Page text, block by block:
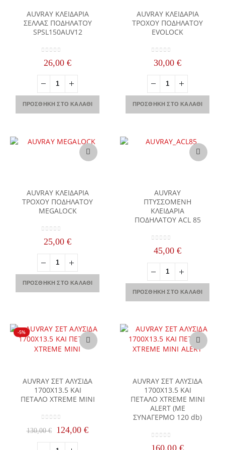
AUVRAY ΚΛΕΙΔΑΡΙΑ
ΣΕΛΛΑΣ ΠΟΔΗΛΑΤΟΥ
SPSL150AUV12
26,00€
ΠΡΟΣΘΉΚΗ ΣΤΟ ΚΑΛΆΘΙ
AUVRAY ΚΛΕΙΔΑΡΙΑ
ΤΡΟΧΟΥ ΠΟΔΗΛΑΤΟΥ
EVOLOCK
30,00€
ΠΡΟΣΘΉΚΗ ΣΤΟ ΚΑΛΆΘΙ
AUVRAY ΚΛΕΙΔΑΡΙΑ
ΤΡΟΧΟΥ ΠΟΔΗΛΑΤΟΥ
MEGALOCK
25,00€
ΠΡΟΣΘΉΚΗ ΣΤΟ ΚΑΛΆΘΙ
AUVRAY
ΠΤΥΣΣΟΜΕΝΗ
ΚΛΕΙΔΑΡΙΑ
ΠΟΔΗΛΑΤΟΥ ACL 85
45,00€
ΠΡΟΣΘΉΚΗ ΣΤΟ ΚΑΛΆΘΙ
-5%
AUVRAY ΣΕΤ ΑΛΥΣΙΔΑ
1700X13.5 ΚΑΙ
ΠΕΤΑΛΟ XTREME MINI
130,00€ Original
was:
124,00€Η
AUVRAY ΣΕΤ ΑΛΥΣΙΔΑ
1700X13.5 ΚΑΙ
ΠΕΤΑΛΟ XTREME MINI
ALERT (ΜΕ
ΣΥΝΑΓΕΡΜΟ 120 db)
160,00 €